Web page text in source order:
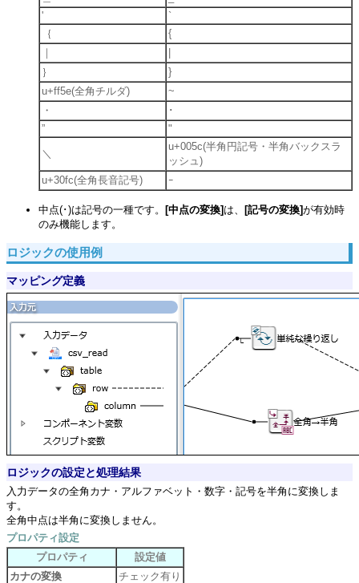
'
`
｛
{
｜
｝
}
u+ff5e(全角チルダ)
~
・
･
”
"
＼
u+005c(半角円記号・半角バックスラ
ッシュ)
u+30fc(全角長音記号)
ｰ
中点(･)は記号の一種です。 [中点の変換] は、 [記号の変換]が有効時
のみ機能します。
ロジックの使用例
マッピング定義
ロジックの設定と処理結果
入力データの全角カナ・アルファベット・数字・記号を半角に変換しま
す。
全角中点は半角に変換しません。
プロパティ設定
プロパティ
設定値
カナの変換
チェック有り